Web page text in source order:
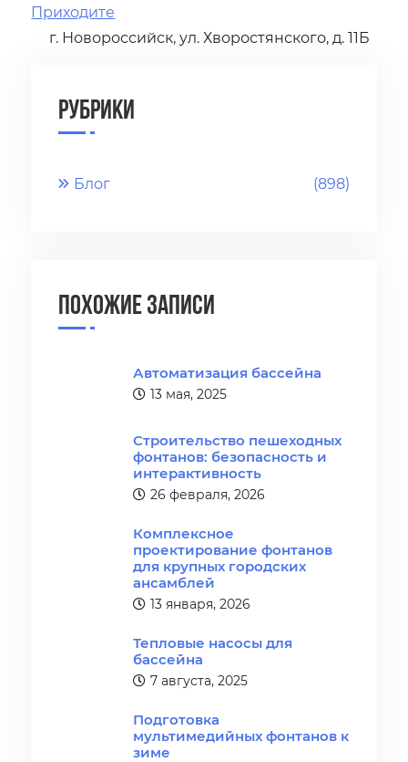
Приходите
г. Новороссийск, ул. Хворостянского, д. 11Б
Рубрики
Блог (898)
Похожие записи
Автоматизация бассейна
13 мая, 2025
Строительство пешеходных
фонтанов: безопасность и
интерактивность
26 февраля, 2026
Комплексное
проектирование фонтанов
для крупных городских
ансамблей
13 января, 2026
Тепловые насосы для
бассейна
7 августа, 2025
Подготовка
мультимедийных фонтанов к
зиме